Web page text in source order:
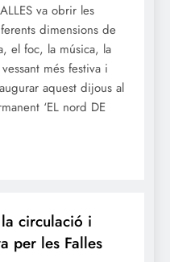
va obrir les
dimensions de
el foc, la música, la
més festiva i
aquest dijous al
‘EL nord DE
circulació i
per les Falles